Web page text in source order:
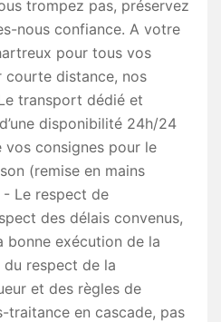
trompez pas, préservez
nous confiance. A votre
pour tous vos
courte distance, nos
transport dédié et
disponibilité 24h/24
vos consignes pour le
(remise en mains
Le respect de
des délais convenus,
bonne exécution de la
respect de la
et des règles de
traitance en cascade, pas